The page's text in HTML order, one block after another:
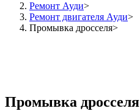
Ремонт Ауди
Ремонт двигателя Ауди
Промывка дросселя
Промывка дросселя